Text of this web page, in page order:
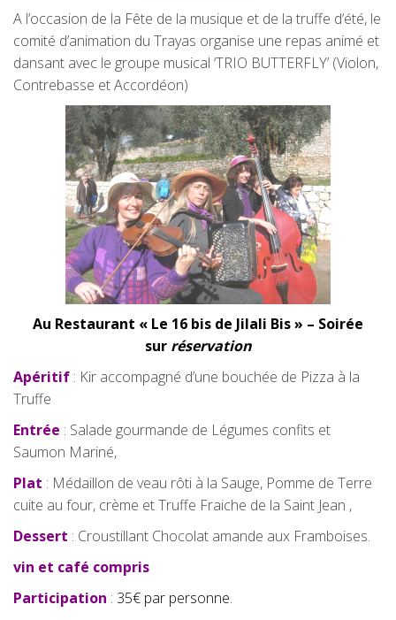
A l’occasion de la Fête de la musique et de la truffe d’été, le
comité d’animation du Trayas organise une repas animé et
dansant avec le groupe musical ‘TRIO BUTTERFLY’ (Violon,
Contrebasse et Accordéon)
Au Restaurant « Le 16 bis de Jilali Bis » – Soirée
sur réservation
Apéritif : Kir accompagné d’une bouchée de Pizza à la
Truffe
Entrée : Salade gourmande de Légumes confits et
Saumon Mariné,
Plat : Médaillon de veau rôti à la Sauge, Pomme de Terre
cuite au four, crème et Truffe Fraiche de la Saint Jean ,
Dessert : Croustillant Chocolat amande aux Framboises.
vin et café compris
Participation : 35€ par personne.